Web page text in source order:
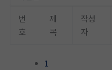
번
호
제
목
작성
자
1